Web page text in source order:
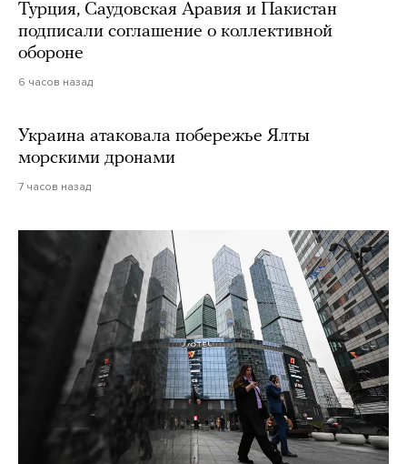
Турция, Саудовская Аравия и Пакистан
подписали соглашение о коллективной
обороне
6 часов назад
Украина атаковала побережье Ялты
морскими дронами
7 часов назад